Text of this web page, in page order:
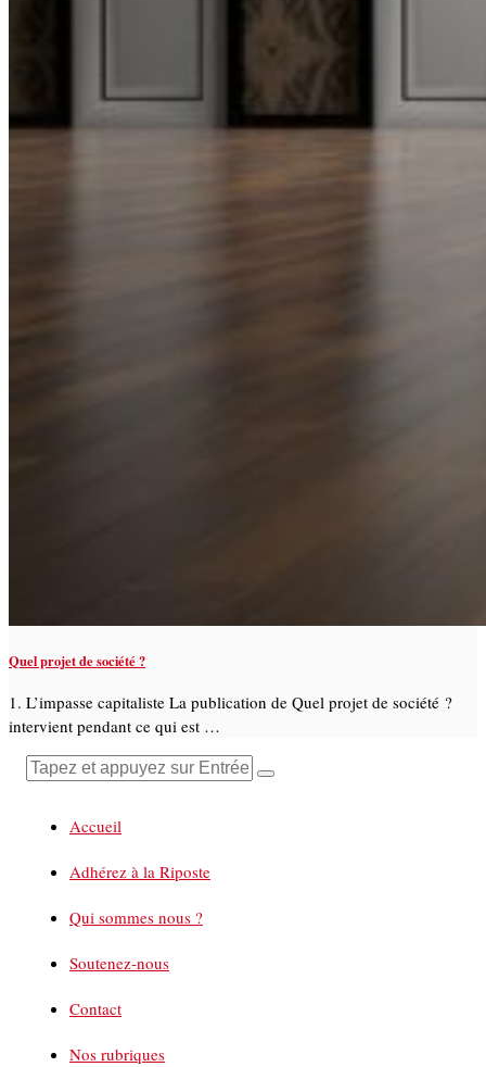
Quel projet de société ?
1. L’impasse capitaliste La publication de Quel projet de société ?
intervient pendant ce qui est …
Accueil
Adhérez à la Riposte
Qui sommes nous ?
Soutenez-nous
Contact
Nos rubriques